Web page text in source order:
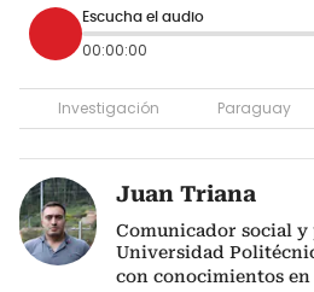
Escucha el audio
00:00:00
Investigación Paraguay
Juan Triana
Comunicador social y
Universidad
con conocimientos en